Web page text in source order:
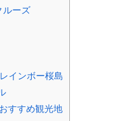
ルーズ
インボー桜島
すすめ観光地